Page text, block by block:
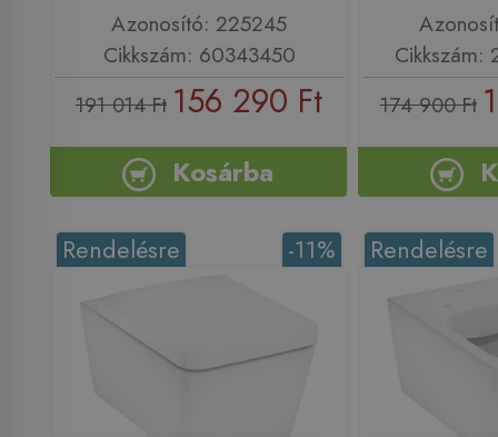
Azonosító: 225245
Cikkszám: 60343450
191 014 Ft 156 290 Ft
Kosárba
174 900 Ft
-11%
Rendelésre Rendelésre